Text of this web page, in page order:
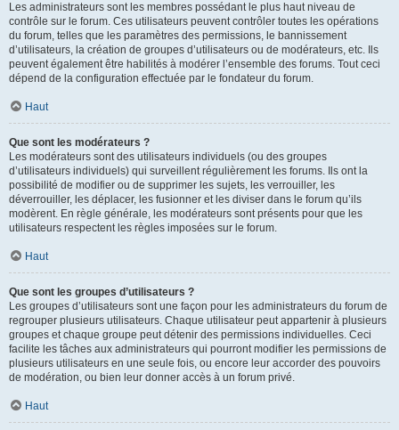
Les administrateurs sont les membres possédant le plus haut niveau de
contrôle sur le forum. Ces utilisateurs peuvent contrôler toutes les opérations
du forum, telles que les paramètres des permissions, le bannissement
d’utilisateurs, la création de groupes d’utilisateurs ou de modérateurs, etc. Ils
peuvent également être habilités à modérer l’ensemble des forums. Tout ceci
dépend de la configuration effectuée par le fondateur du forum.
Haut
Que sont les modérateurs ?
Les modérateurs sont des utilisateurs individuels (ou des groupes
d’utilisateurs individuels) qui surveillent régulièrement les forums. Ils ont la
possibilité de modifier ou de supprimer les sujets, les verrouiller, les
déverrouiller, les déplacer, les fusionner et les diviser dans le forum qu’ils
modèrent. En règle générale, les modérateurs sont présents pour que les
utilisateurs respectent les règles imposées sur le forum.
Haut
Que sont les groupes d’utilisateurs ?
Les groupes d’utilisateurs sont une façon pour les administrateurs du forum de
regrouper plusieurs utilisateurs. Chaque utilisateur peut appartenir à plusieurs
groupes et chaque groupe peut détenir des permissions individuelles. Ceci
facilite les tâches aux administrateurs qui pourront modifier les permissions de
plusieurs utilisateurs en une seule fois, ou encore leur accorder des pouvoirs
de modération, ou bien leur donner accès à un forum privé.
Haut